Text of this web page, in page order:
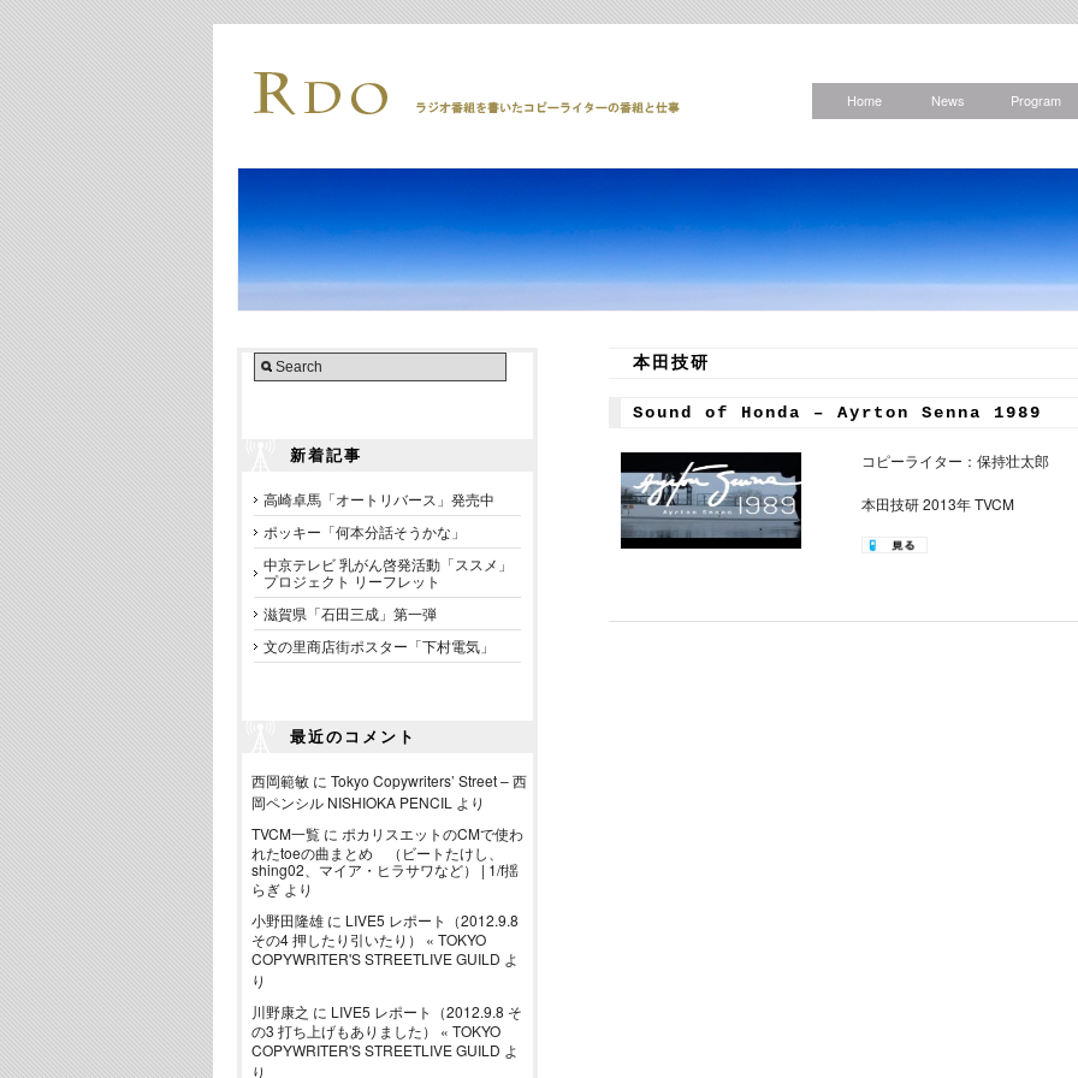
Home News Program
新着記事
高崎卓馬「オートリバース」発売中
ポッキー「何本分話そうかな」
中京テレビ 乳がん啓発活動「ススメ」
プロジェクト リーフレット
滋賀県「石田三成」第一弾
文の里商店街ポスター「下村電気」
最近のコメント
西岡範敏 に Tokyo Copywriters’ Street – 西
岡ペンシル NISHIOKA PENCIL より
TVCM一覧 に ポカリスエットのCMで使わ
れたtoeの曲まとめ （ビートたけし、
shing02、マイア・ヒラサワなど） | 1/f揺
らぎ より
小野田隆雄 に LIVE5 レポート（2012.9.8
その4 押したり引いたり） « TOKYO
COPYWRITER'S STREETLIVE GUILD よ
り
川野康之 に LIVE5 レポート（2012.9.8 そ
の3 打ち上げもありました） « TOKYO
COPYWRITER'S STREETLIVE GUILD よ
り
本田技研
Sound of Honda – Ayrton Senna 1989
コピーライター：保持壮太郎
本田技研 2013年 TVCM